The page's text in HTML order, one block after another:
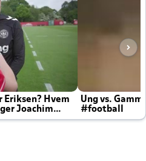
Eriksen? Hvem
Joachim
Ung vs.
#football